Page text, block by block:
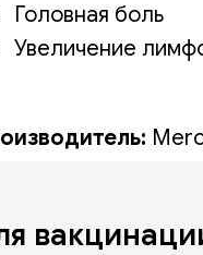
Головная боль
Увеличение